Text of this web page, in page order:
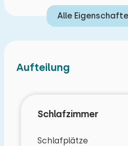
Alle
Aufteilung
Schlafzimmer
Schlafplätze